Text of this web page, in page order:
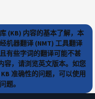
(KB) 内容的基本了解，本
机器翻译 (NMT) 工具翻译
有些字词的翻译可能不甚
容，请浏览英文版本。如您
准确性的问题，可以使用
题。